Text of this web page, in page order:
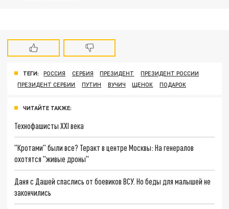
ТЕГИ: РОССИЯ СЕРБИЯ ПРЕЗИДЕНТ
ПРЕЗИДЕНТ РОССИИ
ПРЕЗИДЕНТ СЕРБИИ
ПУТИН ВУЧИЧ ЩЕНОК ПОДАРОК
ЧИТАЙТЕ ТАКЖЕ:
Технофашисты XXI века
"Кротами" были все? Теракт в центре Москвы: На генералов
охотятся "живые дроны"
Даня с Дашей спаслись от боевиков ВСУ. Но беды для малышей не
закончились